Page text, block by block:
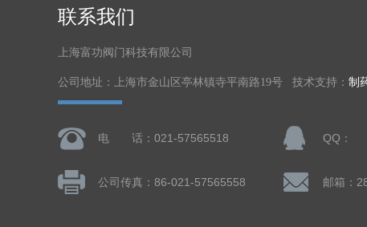
联系我们
上海富功阀门科技有限公司
公司地址：上海市金山区亭林镇寺平南路19号 技术支持： 制
电 话：021-57565518 QQ：
公司传真：86-021-57565558 邮箱：